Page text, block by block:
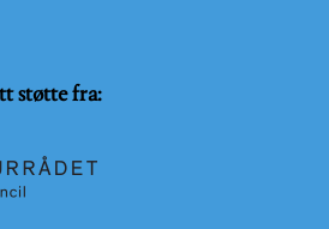
støtte fra: